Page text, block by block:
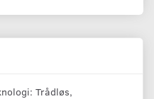
Trådløs,